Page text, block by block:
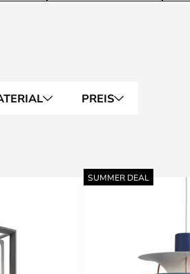
PREIS
SUMMER DEAL